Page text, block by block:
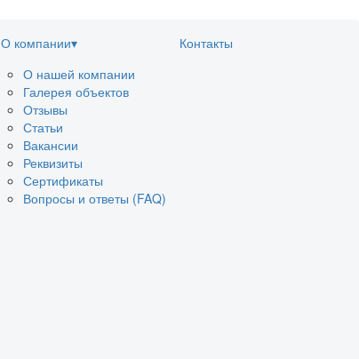
О компании▾
О нашей компании
Галерея объектов
Отзывы
Статьи
Вакансии
Реквизиты
Сертификаты
Вопросы и ответы (FAQ)
Контакты